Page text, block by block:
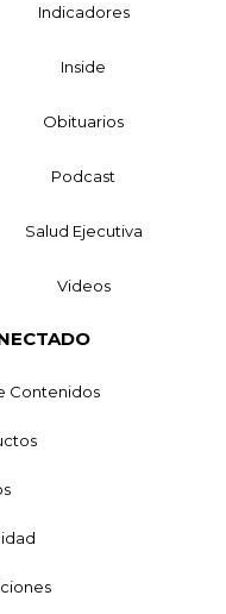
Indicadores
Inside
Obituarios
Podcast
Salud Ejecutiva
Videos
Contenidos